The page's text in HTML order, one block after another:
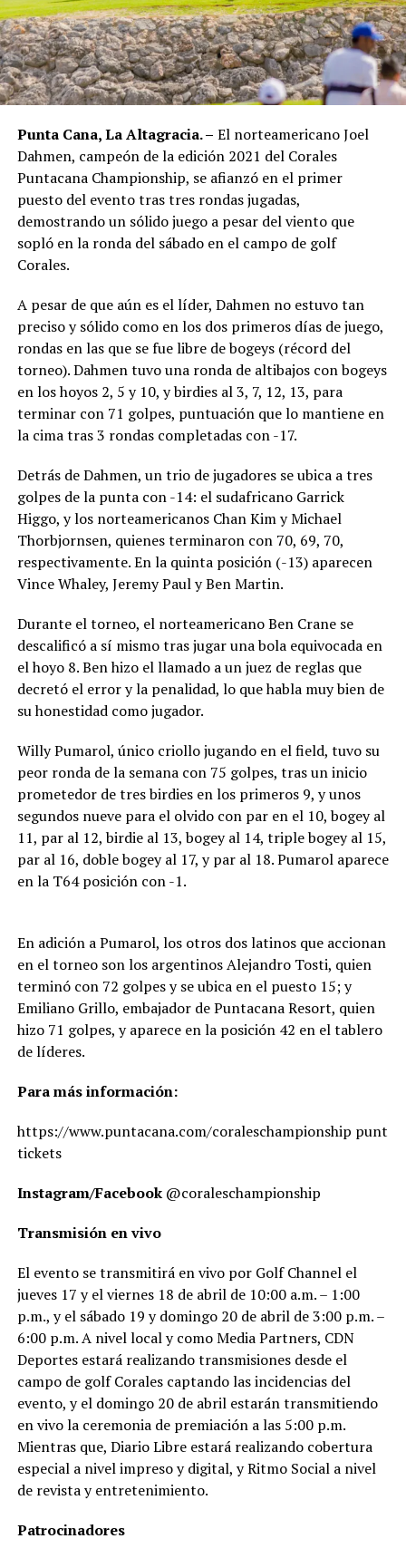
Punta Cana, La Altagracia. – El norteamericano Joel
Dahmen, campeón de la edición 2021 del Corales
Puntacana Championship, se afianzó en el primer
puesto del evento tras tres rondas jugadas,
demostrando un sólido juego a pesar del viento que
sopló en la ronda del sábado en el campo de golf
Corales.
A pesar de que aún es el líder, Dahmen no estuvo tan
preciso y sólido como en los dos primeros días de juego,
rondas en las que se fue libre de bogeys (récord del
torneo). Dahmen tuvo una ronda de altibajos con bogeys
en los hoyos 2, 5 y 10, y birdies al 3, 7, 12, 13, para
terminar con 71 golpes, puntuación que lo mantiene en
la cima tras 3 rondas completadas con -17.
Detrás de Dahmen, un trio de jugadores se ubica a tres
golpes de la punta con -14: el sudafricano Garrick
Higgo, y los norteamericanos Chan Kim y Michael
Thorbjornsen, quienes terminaron con 70, 69, 70,
respectivamente. En la quinta posición (-13) aparecen
Vince Whaley, Jeremy Paul y Ben Martin.
Durante el torneo, el norteamericano Ben Crane se
descalificó a sí mismo tras jugar una bola equivocada en
el hoyo 8. Ben hizo el llamado a un juez de reglas que
decretó el error y la penalidad, lo que habla muy bien de
su honestidad como jugador.
Willy Pumarol, único criollo jugando en el field, tuvo su
peor ronda de la semana con 75 golpes, tras un inicio
prometedor de tres birdies en los primeros 9, y unos
segundos nueve para el olvido con par en el 10, bogey al
11, par al 12, birdie al 13, bogey al 14, triple bogey al 15,
par al 16, doble bogey al 17, y par al 18. Pumarol aparece
en la T64 posición con -1.
En adición a Pumarol, los otros dos latinos que accionan
en el torneo son los argentinos Alejandro Tosti, quien
terminó con 72 golpes y se ubica en el puesto 15; y
Emiliano Grillo, embajador de Puntacana Resort, quien
hizo 71 golpes, y aparece en la posición 42 en el tablero
de líderes.
Para más información:
https://www.puntacana.com/coraleschampionship
tickets
Instagram/Facebook@coraleschampionship
Transmisión en vivo
El evento se transmitirá en vivo por Golf Channel el
jueves 17 y el viernes 18 de abril de 10:00 a.m. – 1:00
p.m., y el sábado 19 y domingo 20 de abril de 3:00 p.m. –
6:00 p.m. A nivel local y como Media Partners, CDN
Deportes estará realizando transmisiones desde el
campo de golf Corales captando las incidencias del
evento, y el domingo 20 de abril estarán transmitiendo
en vivo la ceremonia de premiación a las 5:00 p.m.
Mientras que, Diario Libre estará realizando cobertura
especial a nivel impreso y digital, y Ritmo Social a nivel
de revista y entretenimiento.
Patrocinadores